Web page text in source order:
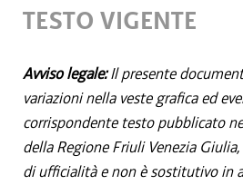
TESTO VIGENTE
Avviso legale:Il presente
variazioni nella veste grafica ed
corrispondente testo pubblicato
della Regione Friuli Venezia
di ufficialità e non è sostitutivo in